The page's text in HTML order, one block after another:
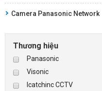
Camera Panasonic Network
Thương hiệu
Panasonic
Visonic
Icatchinc CCTV
TRANG CHỦ
CAMERA GIÁM SÁT
KIỂM SOÁT VÀO RA